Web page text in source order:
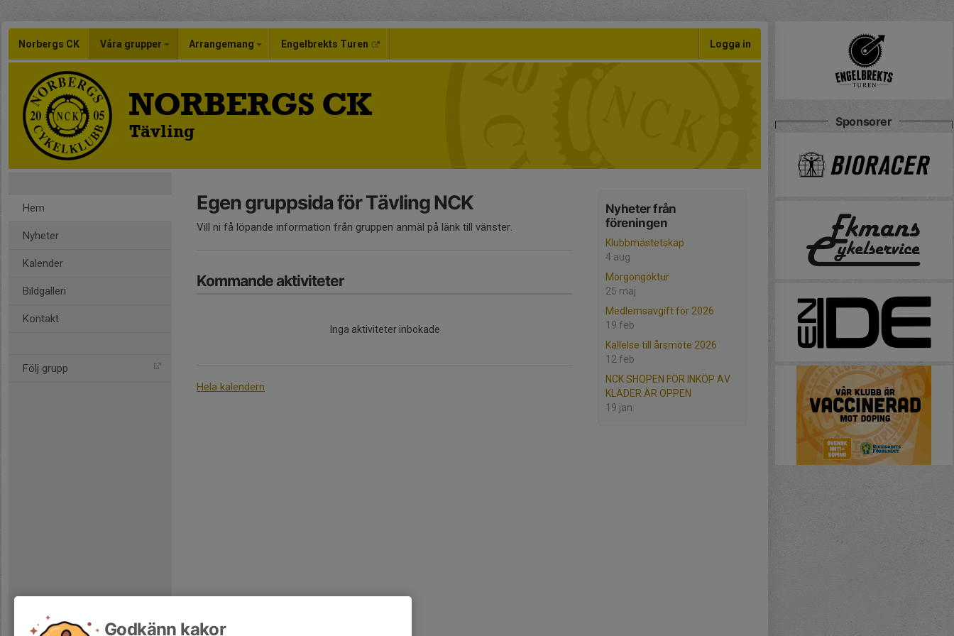
Norbergs CK Våra grupper Arrangemang Engelbrekts Turen Logga in
NORBERGS CK
Tävling
Hem
Nyheter
Kalender
Bildgalleri
Kontakt
Följ grupp
Nyheter från
föreningen
Klubbmästetskap
4 aug
Morgongöktur
25 maj
Medlemsavgift för 2026
19 feb
Kallelse till årsmöte 2026
12 feb
NCK SHOPEN FÖR INKÖP AV
KLÄDER ÄR ÖPPEN
19 jan
Egen gruppsida för Tävling NCK
Vill ni få löpande information från gruppen anmäl på länk till vänster.
Kommande aktiviteter
Inga aktiviteter inbokade
Hela kalendern
Sponsorer
Godkänn kakor